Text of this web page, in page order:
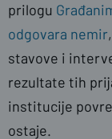
prilogu
odgovara nemir
stavove i
rezultate tih
institucije
ostaje.